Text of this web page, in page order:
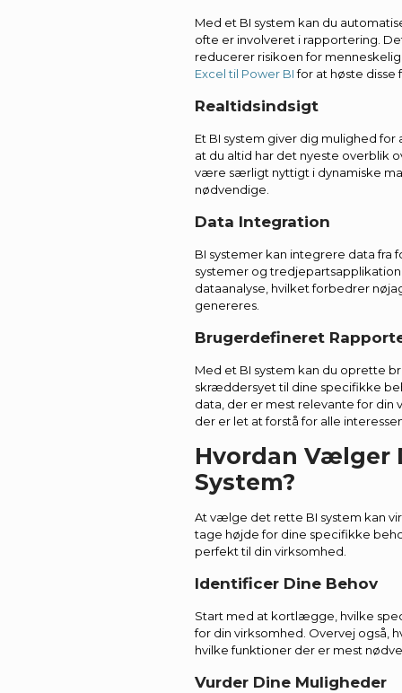
Med et BI system kan du
ofte er involveret i rapportering.
reducerer risikoen for
Excel til Power BIfor at høste disse
Realtidsindsigt
Et BI system giver dig mulighed
at du altid har det nyeste overblik
være særligt nyttigt i dynamiske
nødvendige.
Data Integration
BI systemer kan integrere data fra
systemer og
dataanalyse, hvilket forbedrer
genereres.
Brugerdefineret
Med et BI system kan du oprette
skræddersyet til dine specifikke
data, der er mest relevante for
der er let at forstå for alle
Hvordan Vælger
System?
At vælge det rette BI system kan
tage højde for dine specifikke
perfekt til din virksomhed.
Identificer Dine Behov
Start med at kortlægge, hvilke
for din virksomhed. Overvej også,
hvilke funktioner der er mest
Vurder Dine Muligheder